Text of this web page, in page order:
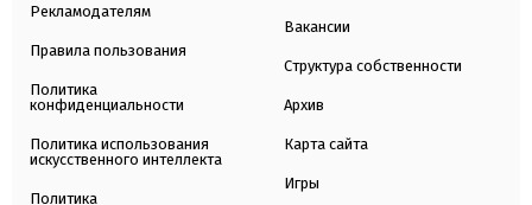
Рекламодателям
Правила пользования
Политика
конфиденциальности
Политика использования
искусственного интеллекта
Политика
Вакансии
Структура собственности
Архив
Карта сайта
Игры